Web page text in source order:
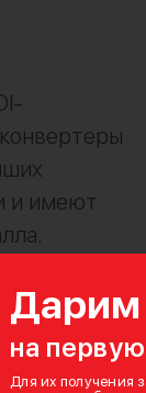
Дарим
на
Для их получения
и имеют